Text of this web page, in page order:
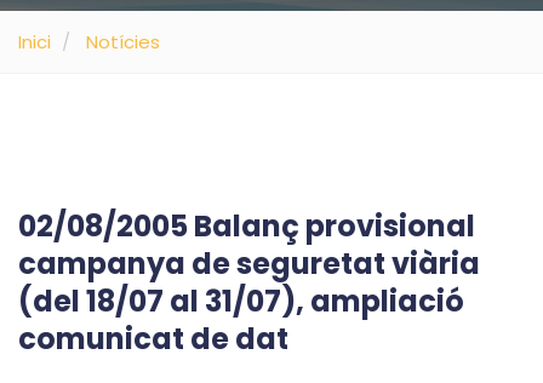
Inici Notícies
02/08/2005 Balanç provisional
campanya de seguretat viària
(del 18/07 al 31/07), ampliació
comunicat de dat